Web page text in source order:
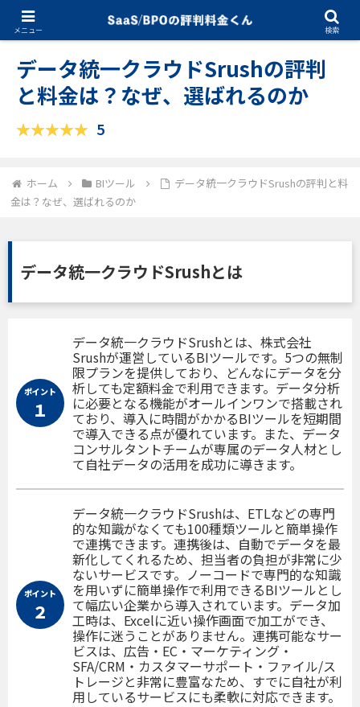
BIツール 03.19.2025
データ統一クラウドSrushの評判
と料金は？なぜ、選ばれるのか
5
ホーム BIツール
データ統一クラウドSrushの評判と料
金は？なぜ、選ばれるのか
データ統一クラウドSrushとは
ポイント
１
データ統一クラウドSrushとは、株式会社
Srushが運営しているBIツールです。5つの無制
限プランを提供しており、どんなにデータを分
析しても定額料金で利用できます。データ分析
に必要となる機能がオールインワンで搭載され
ており、導入に時間がかかるBIツールを短期間
で導入できる点が優れています。また、データ
コンサルタントチームが専属のデータ人材とし
て自社データの活用を成功に導きます。
ポイント
２
データ統一クラウドSrushは、ETLなどの専門
的な知識がなくても100種類ツールと簡単操作
で連携できます。連携後は、自動でデータを最
新化してくれるため、担当者の負担が非常に少
ないサービスです。ノーコードで専門的な知識
を用いずに簡単操作で利用できるBIツールとし
て幅広い企業から導入されています。データ加
工時は、Excelに近い操作画面で加工ができ、
操作に迷うことがありません。連携可能なサー
ビスは、広告・EC・マーケティング・
SFA/CRM・カスタマーサポート・ファイル/ス
トレージと非常に豊富なため、すでに自社が利
用しているサービスにも柔軟に対応できます。
メニュー 検索